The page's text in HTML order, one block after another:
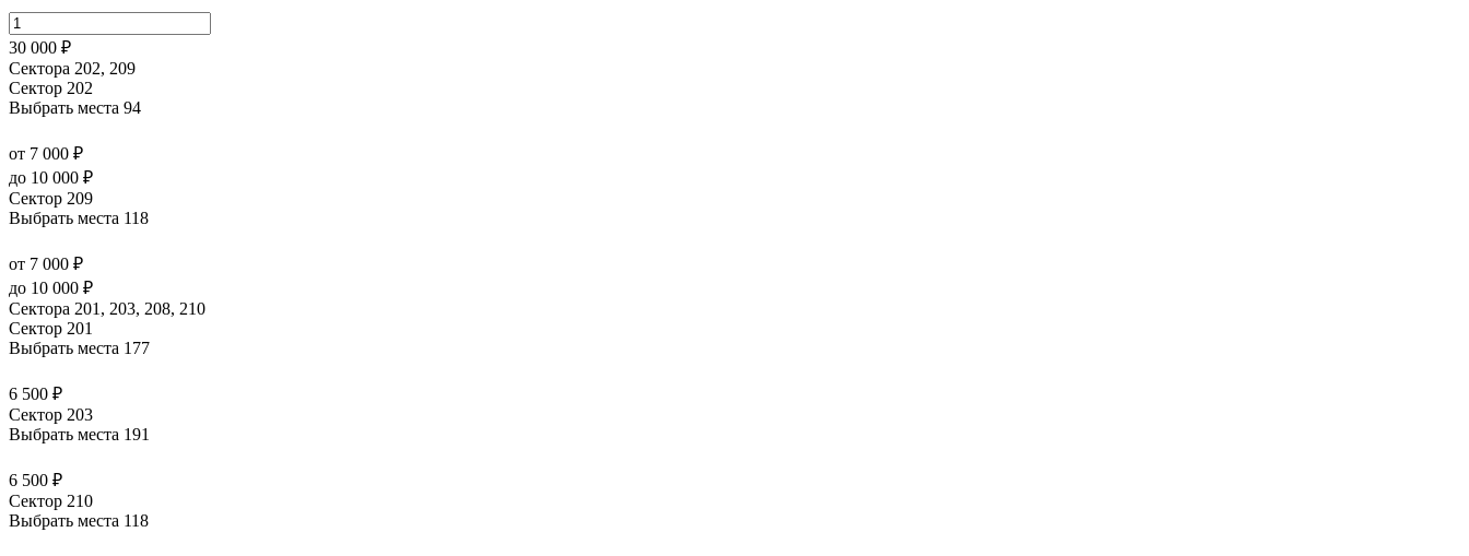
30 000 ₽
Сектора 202, 209
Сектор 202
Выбрать места 94
от 7 000 ₽
до 10 000 ₽
Сектор 209
Выбрать места 118
от 7 000 ₽
до 10 000 ₽
Сектора 201, 203, 208, 210
Сектор 201
Выбрать места 177
6 500 ₽
Сектор 203
Выбрать места 191
6 500 ₽
Сектор 210
Выбрать места 118